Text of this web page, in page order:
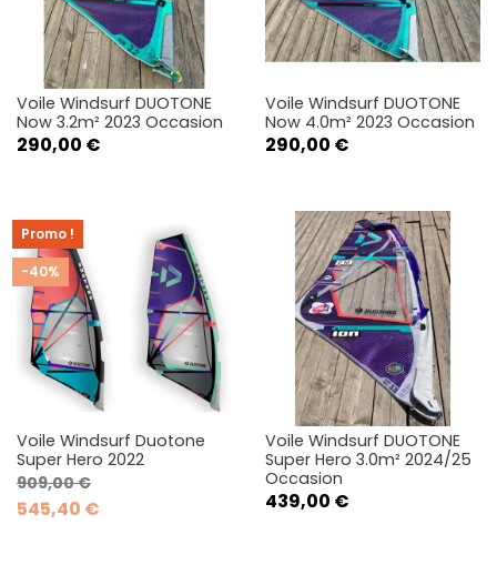
Voile Windsurf DUOTONE
Now 3.2m² 2023 Occasion
Prix
290,00 €
Voile Windsurf DUOTONE
Now 4.0m² 2023 Occasion
Prix
290,00 €
Voile Windsurf Duotone
Super Hero 2022
Prix de base
909,00 €Prix
545,40 €
Promo !
-40%
Voile Windsurf DUOTONE
Super Hero 3.0m² 2024/25
Occasion
Prix
439,00 €